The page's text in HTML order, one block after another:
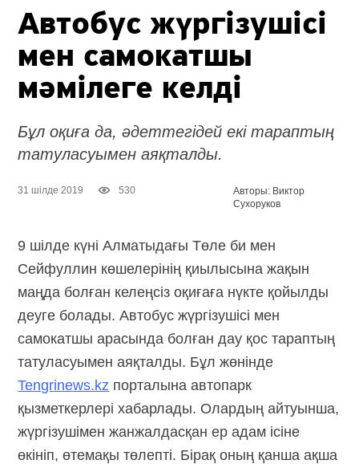
Автобус жүргізушісі
мен самокатшы
мәмілеге келді
Бұл оқиға да, әдеттегідей екі тараптың
татуласуымен аяқталды.
31 шілде 2019 530
Авторы: Виктор
Сухоруков
9 шілде күні Алматыдағы Төле би мен
Сейфуллин көшелерінің қиылысына жақын
маңда болған келеңсіз оқиғаға нүкте қойылды
деуге болады. Автобус жүргізушісі мен
самокатшы арасында болған дау қос тараптың
татуласуымен аяқталды. Бұл жөнінде
Tengrinews.kz порталына автопарк
қызметкерлері хабарлады. Олардың айтуынша,
жүргізушімен жанжалдасқан ер адам ісіне
өкініп, өтемақы төлепті. Бірақ оның қанша ақша